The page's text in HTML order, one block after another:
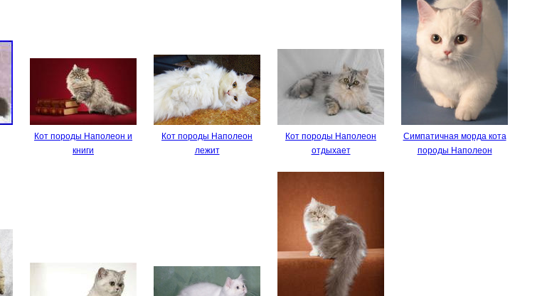
Кот породы Наполеон и
книги
Кот породы Наполеон
лежит
Кот породы Наполеон
отдыхает
Симпатичная морда кота
породы Наполеон